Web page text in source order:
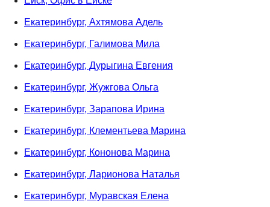
Екатеринбург, Ахтямова Адель
Екатеринбург, Галимова Мила
Екатеринбург, Дурыгина Евгения
Екатеринбург, Жужгова Ольга
Екатеринбург, Зарапова Ирина
Екатеринбург, Клементьева Марина
Екатеринбург, Кононова Марина
Екатеринбург, Ларионова Наталья
Екатеринбург, Муравская Елена